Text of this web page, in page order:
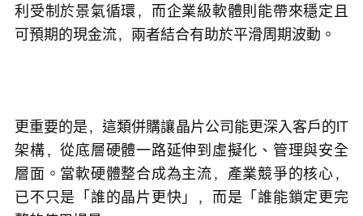
利受制於景氣循環，而企業級軟體則能帶來穩定且
可預期的現金流，兩者結合有助於平滑周期波動。
更重要的是，這類併購讓晶片公司能更深入客戶的IT
架構，從底層硬體一路延伸到虛擬化、管理與安全
層面。當軟硬體整合成為主流，產業競爭的核心，
已不只是「誰的晶片更快」，而是「誰能鎖定更完